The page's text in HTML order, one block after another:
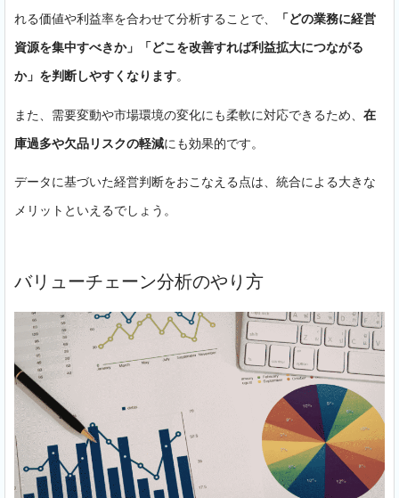
れる価値や利益率を合わせて分析することで、
「どの業務に経営
資源を集中すべきか」「どこを改善すれば利益拡大につながる
か」を判断しやすくなります。
また、需要変動や市場環境の変化にも柔軟に対応できるため、 在
庫過多や欠品リスクの軽減にも効果的です。
データに基づいた経営判断をおこなえる点は、統合による大きな
メリットといえるでしょう。
バリューチェーン分析のやり方